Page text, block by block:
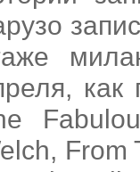
как
From